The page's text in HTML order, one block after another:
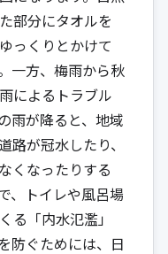
部分にタオルを
っくりとかけて
一方、梅雨から秋
によるトラブル
雨が降ると、地域
路が冠水したり、
くなったりする
、トイレや風呂場
る「内水氾濫」
防ぐためには、日